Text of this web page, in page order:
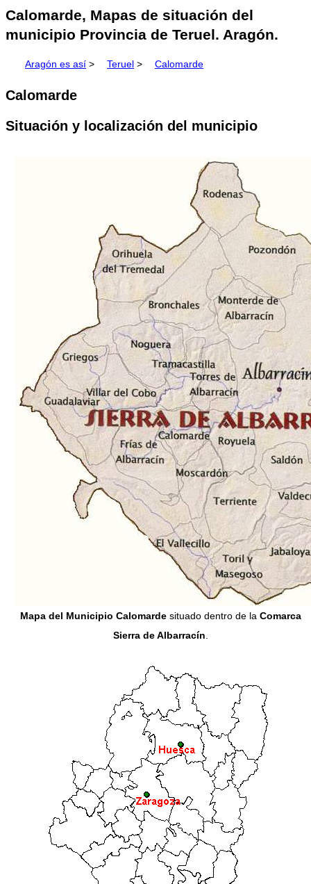
Calomarde, Mapas de situación del
municipio Provincia de Teruel. Aragón.
Aragón es así > Teruel > Calomarde
Calomarde
Situación y localización del municipio
Mapa del Municipio Calomardesituado dentro de la Comarca
Sierra de Albarracín